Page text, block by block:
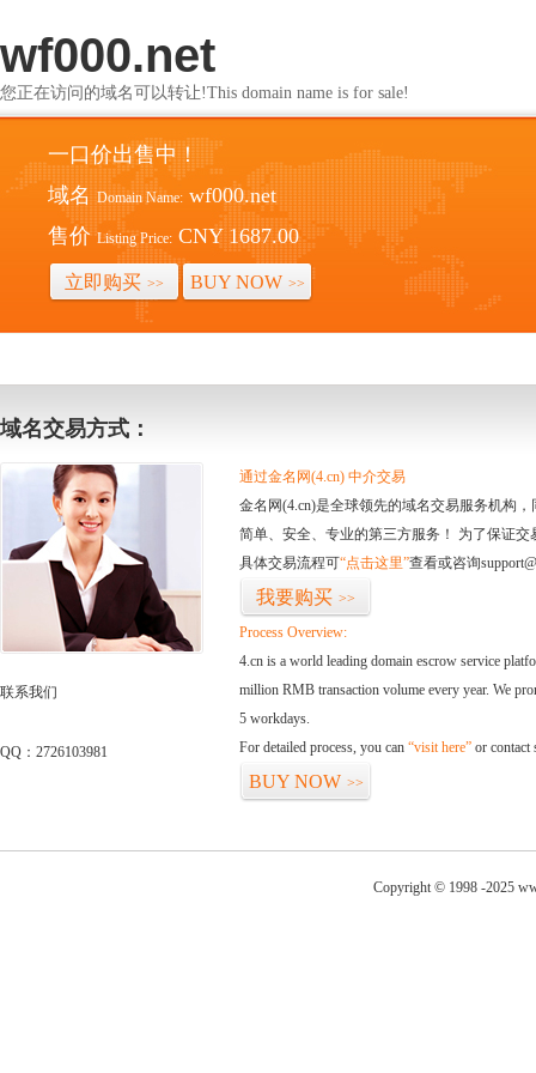
wf000.net
您正在访问的域名可以转让!This domain name is for sale!
一口价出售中！
域名 Domain Name: wf000.net
售价 Listing Price: CNY 1687.00
立即购买 >> BUY NOW >>
域名交易方式：
联系我们
QQ：2726103981
通过金名网(4.cn) 中介交易
金名网(4.cn)是全球领先的域名交易服务机构
简单、安全、专业的第三方服务！ 为了保证
具体交易流程可“点击这里”查看或咨询
我要购买 >>
Process Overview:
4.cn is a world leading domain escrow service
million RMB transaction volume every year. We
5 workdays.
For detailed process, you can “visit here” or contact
BUY NOW >>
Copyright © 1998 -2025